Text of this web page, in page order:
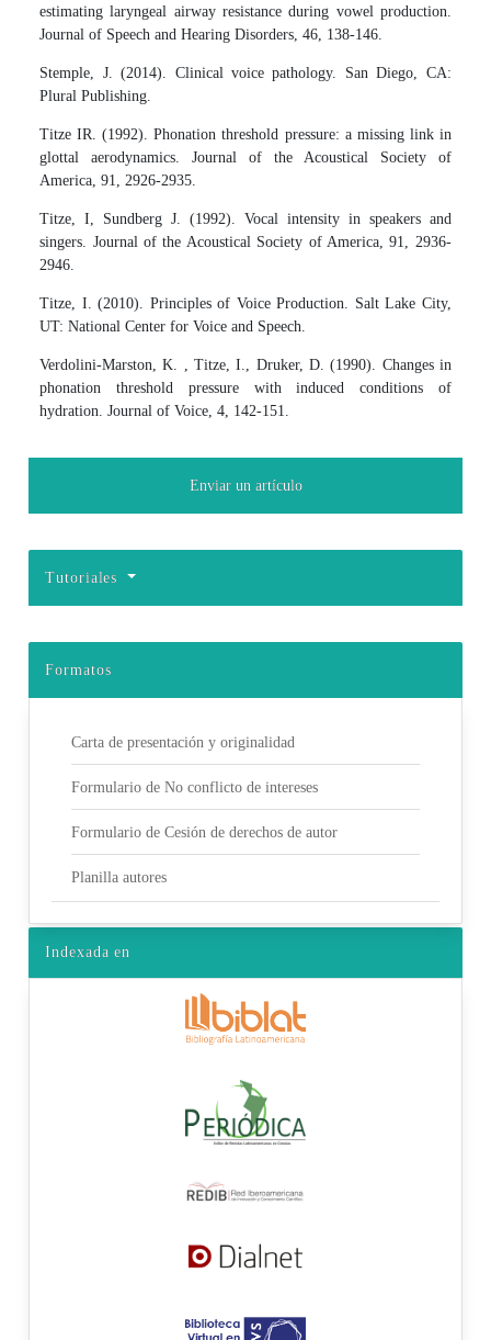
estimating laryngeal airway resistance during vowel production.
Journal of Speech and Hearing Disorders, 46, 138-146.
Stemple, J. (2014). Clinical voice pathology. San Diego, CA:
Plural Publishing.
Titze IR. (1992). Phonation threshold pressure: a missing link in
glottal aerodynamics. Journal of the Acoustical Society of
America, 91, 2926-2935.
Titze, I, Sundberg J. (1992). Vocal intensity in speakers and
singers. Journal of the Acoustical Society of America, 91, 2936-
2946.
Titze, I. (2010). Principles of Voice Production. Salt Lake City,
UT: National Center for Voice and Speech.
Verdolini-Marston, K. , Titze, I., Druker, D. (1990). Changes in
phonation threshold pressure with induced conditions of
hydration. Journal of Voice, 4, 142-151.
Enviar un artículo
Tutoriales
Formatos
Carta de presentación y originalidad
Formulario de No conflicto de intereses
Formulario de Cesión de derechos de autor
Planilla autores
Indexada en